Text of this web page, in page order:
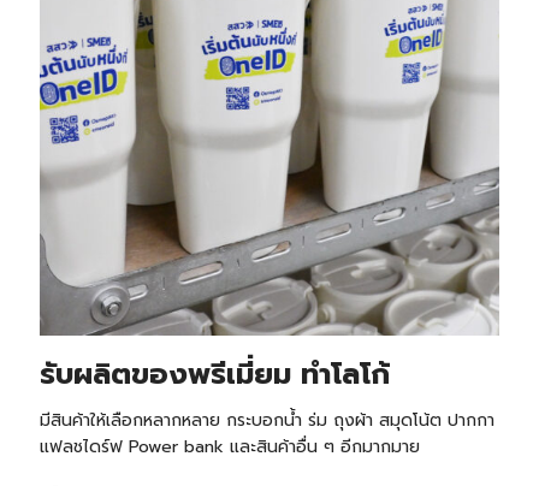
รับผลิตของพรีเมี่ยม ทำโลโก้
มีสินค้าให้เลือกหลากหลาย กระบอกน้ำ ร่ม ถุงผ้า สมุดโน้ต ปากกา
แฟลชไดร์ฟ Power bank และสินค้าอื่น ๆ อีกมากมาย